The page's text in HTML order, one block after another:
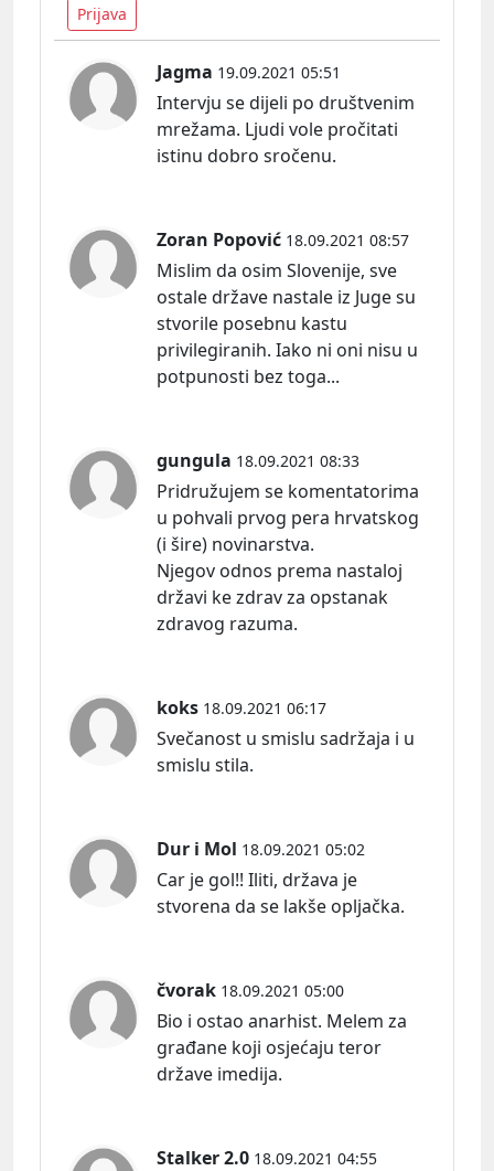
Prijava
Jagma 19.09.2021 05:51
Intervju se dijeli po društvenim
mrežama. Ljudi vole pročitati
istinu dobro sročenu.
Zoran Popović 18.09.2021 08:57
Mislim da osim Slovenije, sve
ostale države nastale iz Juge su
stvorile posebnu kastu
privilegiranih. Iako ni oni nisu u
potpunosti bez toga...
gungula 18.09.2021 08:33
Pridružujem se komentatorima
u pohvali prvog pera hrvatskog
(i šire) novinarstva.
Njegov odnos prema nastaloj
državi ke zdrav za opstanak
zdravog razuma.
koks 18.09.2021 06:17
Svečanost u smislu sadržaja i u
smislu stila.
Dur i Mol 18.09.2021 05:02
Car je gol!! Iliti, država je
stvorena da se lakše opljačka.
čvorak 18.09.2021 05:00
Bio i ostao anarhist. Melem za
građane koji osjećaju teror
države imedija.
Stalker 2.0 18.09.2021 04:55